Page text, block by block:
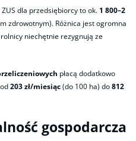
dla przedsiębiorcy to ok. 1 800–2
zdrowotnym). Różnica jest ogromna
niechętnie rezygnują ze
płacą dodatkowo
203 zł/miesiąc(do 100 ha) do812
gospodarcza